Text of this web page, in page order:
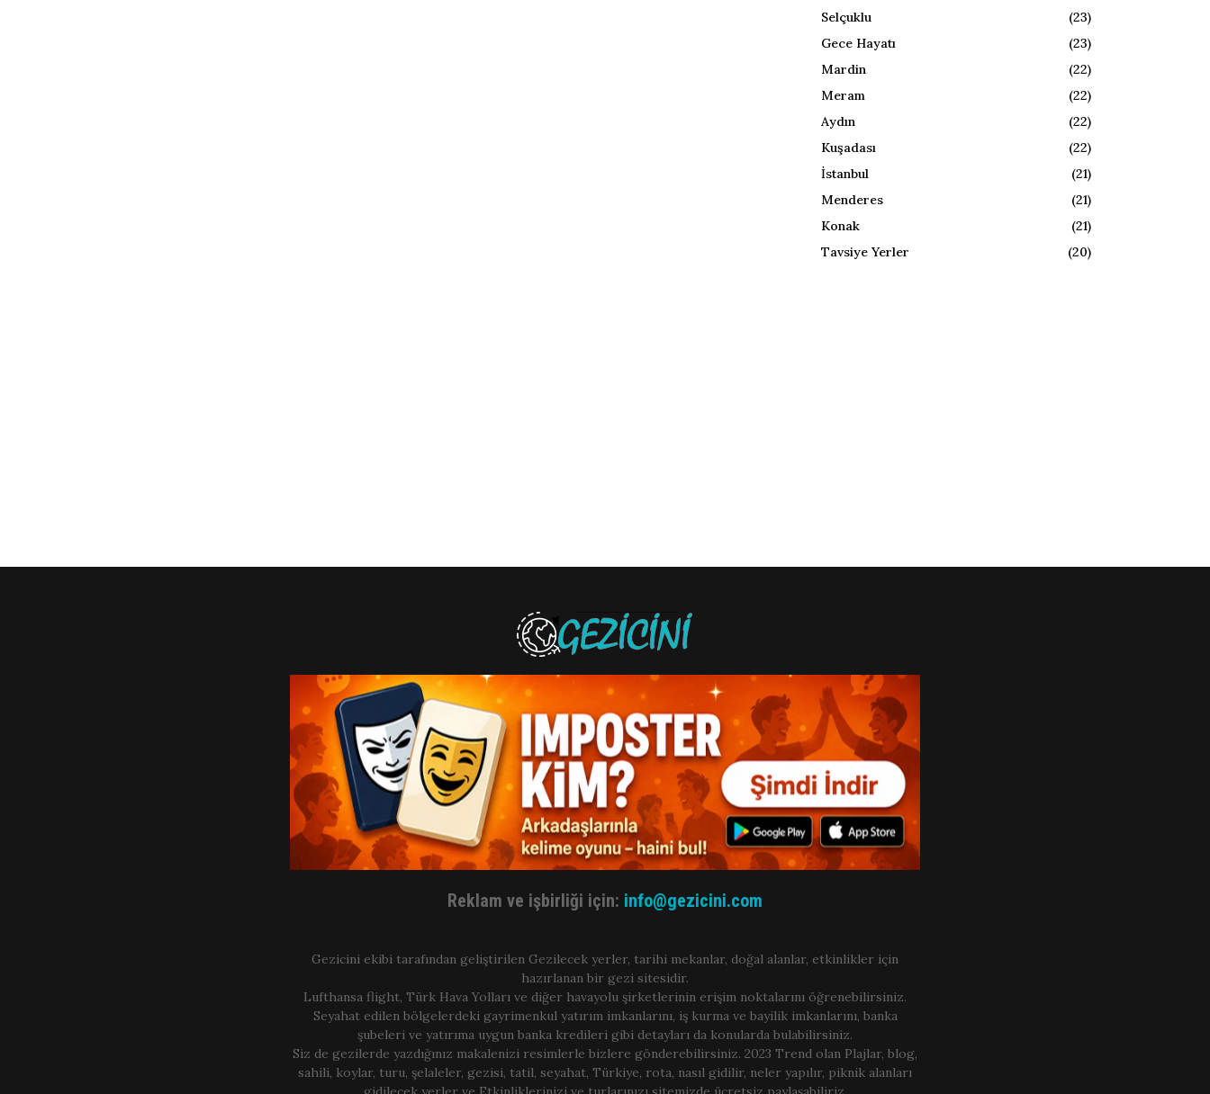
Selçuklu
(23)
Gece Hayatı
(23)
Mardin
(22)
Meram
(22)
Aydın
(22)
Kuşadası
(22)
İstanbul
(21)
Menderes
(21)
Konak
(21)
Tavsiye Yerler
(20)
Reklam ve işbirliği için: info@gezicini.com
Gezicini ekibi tarafından geliştirilen Gezilecek yerler, tarihi mekanlar, doğal alanlar, etkinlikler için
hazırlanan bir gezi sitesidir.
Lufthansa flight, Türk Hava Yolları ve diğer havayolu şirketlerinin erişim noktalarını öğrenebilirsiniz.
Seyahat edilen bölgelerdeki gayrimenkul yatırım imkanlarını, iş kurma ve bayilik imkanlarını, banka
şubeleri ve yatırıma uygun banka kredileri gibi detayları da konularda bulabilirsiniz.
Siz de gezilerde yazdığınız makalenizi resimlerle bizlere gönderebilirsiniz. 2023 Trend olan Plajlar, blog,
sahili, koylar, turu, şelaleler, gezisi, tatil, seyahat, Türkiye, rota, nasıl gidilir, neler yapılır, piknik alanları